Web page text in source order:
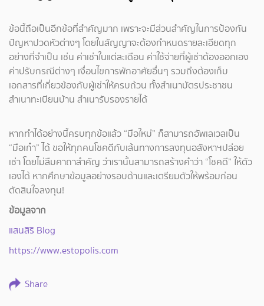
ข้อนี้ถือเป็นอีกข้อที่สำคัญมาก เพราะจะมีส่วนสำคัญในการป้องกัน
ปัญหาปวดหัวต่างๆ โดยในสัญญาจะต้องกำหนดรายละเอียดทุก
อย่างที่จำเป็น เช่น ค่าเช่าในแต่ละเดือน ค่าใช้จ่ายที่ผู้เช่าต้องออกเอง
ค่าปรับกรณีต่างๆ เงื่อนไขการพักอาศัยอื่นๆ รวมถึงต้องเก็บ
เอกสารที่เกี่ยวข้องกับผู้เช่าให้ครบถ้วน ทั้งสำเนาบัตรประชาชน
สำเนาทะเบียนบ้าน สำเนารับรองรายได้
หากทำได้อย่างนี้ครบทุกข้อแล้ว “มือใหม่” ก็สามารถอัพเลเวลเป็น
“มือเก๋า” ได้ ขอให้ทุกคนโชคดีกับเส้นทางการลงทุนอสังหาฯปล่อย
เช่า โดยไม่ลืมคาถาสำคัญ ว่าเรานั้นสามารถสร้างคำว่า “โชคดี” ให้ตัว
เองได้ หากศึกษาข้อมูลอย่างรอบด้านและเตรียมตัวให้พร้อมก่อน
ตัดสินใจลงทุน!
ข้อมูลจาก
แสนสิริ Blog
https://www.estopolis.com
Share